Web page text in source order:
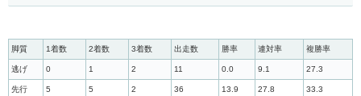
脚質 1着数 2着数 3着数 出走数 勝率 連対率 複勝率
逃げ 0 1 2 11 0.0 9.1 27.3
先行 5 5 2 36 13.9 27.8 33.3